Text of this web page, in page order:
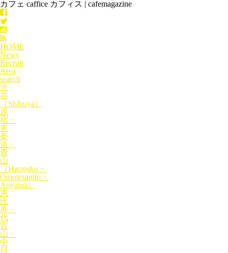
カフェ caffice カフィス | cafemagazine
HOME
News
Recruit
Area
search
渋
谷
（Shibuya）
原
宿・
表
参
道・
青
山
（Harajuku・
Omotesando・
Aoyama）
恵
比
寿・
代
官
山・
中
目